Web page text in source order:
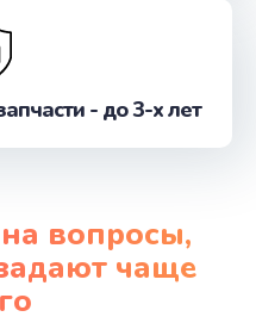
- до 3-х лет
вопросы,
чаще